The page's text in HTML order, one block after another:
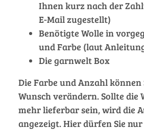
Ihnen kurz nach der
E-Mail zugestellt)
Benötigte Wolle in
und Farbe (laut
Die garnwelt Box
Die Farbe und Anzahl können
Wunsch verändern. Sollte die
mehr lieferbar sein, wird die
angezeigt. Hier dürfen Sie